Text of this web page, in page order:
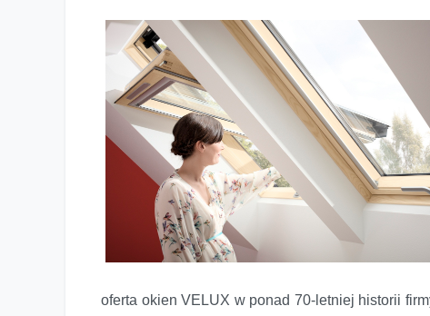
oferta okien VELUX w ponad 70-letniej historii